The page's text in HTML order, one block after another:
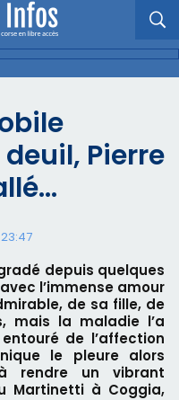
Pierre
depuis quelques
l’immense amour
de sa fille, de
mais la maladie l’a
de l’affection
le pleure alors
rendre un vibrant
Martinetti à Coggia,